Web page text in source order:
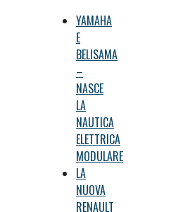
YAMAHA
E
BELISAMA
–
NASCE
LA
NAUTICA
ELETTRICA
MODULARE
LA
NUOVA
RENAULT